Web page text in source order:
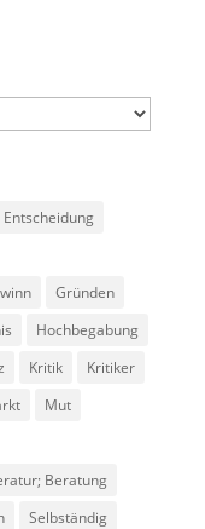
Entscheidung
Gründen
Hochbegabung
Kritik
Kritiker
Mut
Beratung
Selbständig